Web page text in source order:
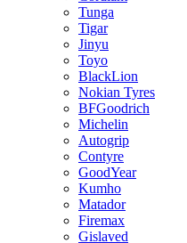
Tunga
Tigar
Jinyu
Toyo
BlackLion
Nokian Tyres
BFGoodrich
Michelin
Autogrip
Contyre
GoodYear
Kumho
Matador
Firemax
Gislaved